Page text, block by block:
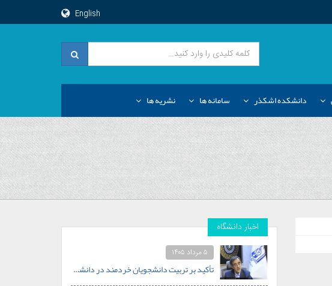
English
دانشکده اشکذر سامانه ها نشریه ها
اخبار دانشگاه
۵ مرداد ۱۴۰۵
تأکید بر تربیت دانشجویان خردمند در دانشگاه‌ها/ تبدیل دانشگاه علم‌وهنر جهاددانشگاهی به الگوی دانشگاه کارآفرین در جنوب کشور